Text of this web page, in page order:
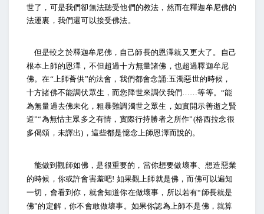
世了，可是我們卻無法聽受他們的教法，然而在釋迦牟尼佛的
法運裏，我們還可以接受佛法。
但是較之於釋迦牟尼佛，自己師長的恩澤就又更大了。自己
根本上師的恩澤，不但超過十方無量諸佛，也超過釋迦牟尼
佛。在“上師薈供”的法會，我們都會念誦:五濁惡世的時候，
十方諸佛不能調伏眾生，而您降世來調伏我們……等等。“能
為無量過去佛未化，粗暴難調濁世之眾生，如實開示善逝之賢
道”“為無怙主眾多之有情，實際行持勝者之所作”(格西拉念很
多偈頌，未譯出) ，這些都是憶念上師恩澤而說的。
能做到觀師如佛，是很重要的，當你想要做壞事、想造惡業
的時候，你或許會害羞吧! 如果觀上師就是佛，而佛可以遍知
一切，會看到你，就會知道你在做壞事，所以若有“師長就是
佛”的定解，你不會敢做壞事。如果你認為上師不是佛，就算